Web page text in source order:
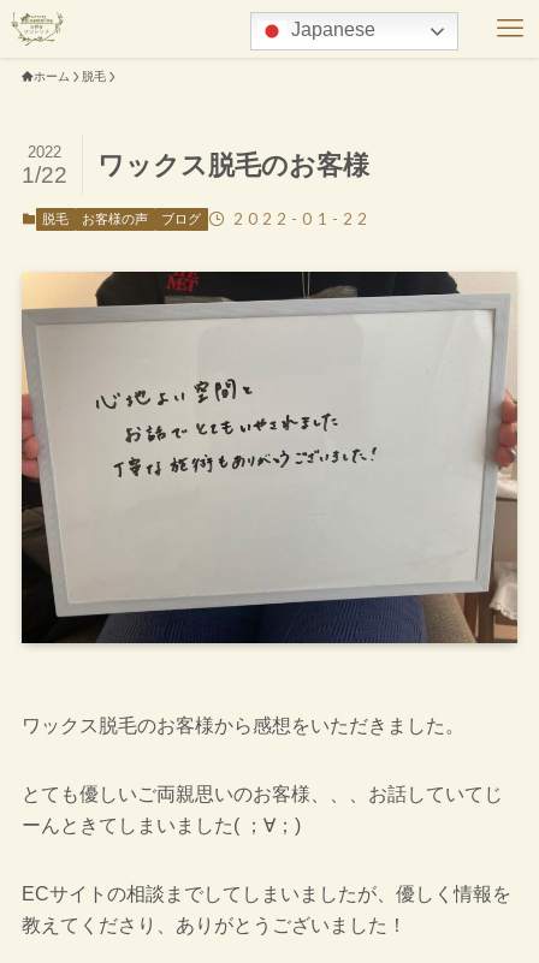
ホーム 脱毛
ワックス脱毛のお客様
2022
1/22
脱毛 お客様の声 ブログ 2022-01-22
ワックス脱毛のお客様から感想をいただきました。
とても優しいご両親思いのお客様、、、お話していてじ
ーんときてしまいました( ；∀；)
ECサイトの相談までしてしまいましたが、優しく情報を
教えてくださり、ありがとうございました！
Japanese